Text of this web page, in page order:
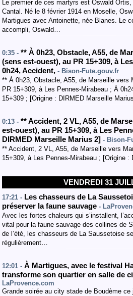
Le premier de ces martyrs est Oswald
Cantal. Né le 8 février 1914 en Moselle,
Martigues avec Antoinette, née Blanes. Le
accompli, Oswald…
0:35 - ** À 0h23, Obstacle,A55, de
(sens est-ouest), au PR 15+309, à
0h24,Accident, - Bison-Fute.gouv.fr
** À 0h23, Obstacle, A55, de Marseille vers
PR 15+309, à Les Pennes-Mirabeau ; À
15+309 ; [Origine : DIRMED Marseille
0:13 - **Accident, 2 VL,A55, de
est-ouest), au PR 15+309, à Les
DIRMED Marseille Marius 2] - Bison-
** Accident, 2 VL, A55, de Marseille vers
15+309, à Les Pennes-Mirabeau ; [Origine :
VENDREDI 31
17:21 - Les chasseurs de La
préserver la faune sauvage -
Avec les fortes chaleurs qui s’installent,
vital pour la faune sauvage des collines de
de l’été, les chasseurs de La Saussetoise
régulièrement…
12:01 - À Martigues, avec le festival
transforme son quartier en salle de
LaProvence.com
Grande soirée au city stade de Boudème